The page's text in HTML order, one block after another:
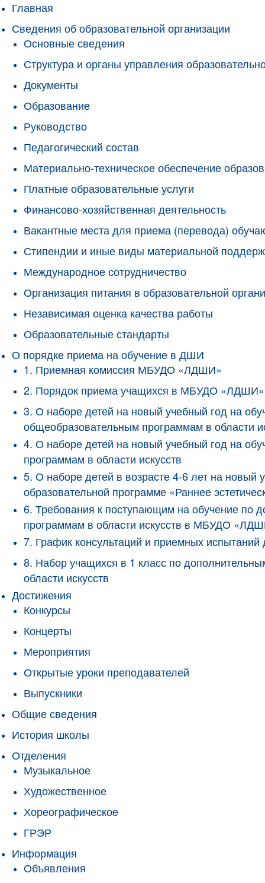
Главная
Сведения об образовательной организации
Основные сведения
Структура и органы управления
Документы
Образование
Руководство
Педагогический состав
Материально-техническое обеспечение
Платные образовательные услуги
Финансово-хозяйственная деятельность
Вакантные места для приема (перевода)
Стипендии и иные виды материальной
Международное сотрудничество
Организация питания в образовательной
Независимая оценка качества работы
Образовательные стандарты
О порядке приема на обучение в ДШИ
1. Приемная комиссия МБУДО «ЛДШИ»
2. Порядок приема учащихся в МБУДО «ЛДШИ»
3. О наборе детей на новый учебный год на
общеобразовательным программам в области
4. О наборе детей на новый учебный год на
программам в области искусств
5. О наборе детей в возрасте 4-6 лет на
образовательной программе «Раннее
6. Требования к поступающим на обучение по
программам в области искусств в МБУДО
7. График консультаций и приемных
8. Набор учащихся в 1 класс по
области искусств
Достижения
Конкурсы
Концерты
Мероприятия
Открытые уроки преподавателей
Выпускники
Общие сведения
История школы
Отделения
Музыкальное
Художественное
Хореографическое
ГРЭР
Информация
Объявления